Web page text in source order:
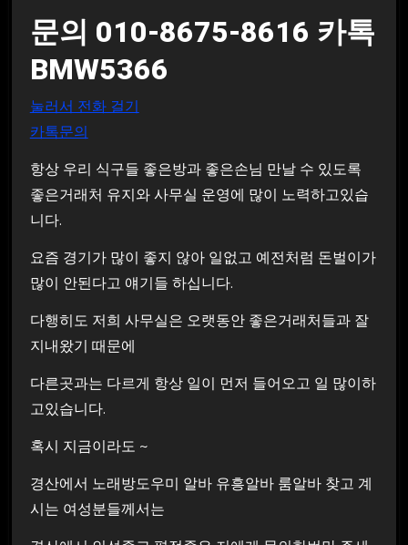
문의 010-8675-8616 카톡
BMW5366
눌러서 전화 걸기
카톡문의
항상 우리 식구들 좋은방과 좋은손님 만날 수 있도록
좋은거래처 유지와 사무실 운영에 많이 노력하고있습
니다.
요즘 경기가 많이 좋지 않아 일없고 예전처럼 돈벌이가
많이 안된다고 얘기들 하십니다.
다행히도 저희 사무실은 오랫동안 좋은거래처들과 잘
지내왔기 때문에
다른곳과는 다르게 항상 일이 먼저 들어오고 일 많이하
고있습니다.
혹시 지금이라도 ~
경산에서 노래방도우미 알바 유흥알바 룸알바 찾고 계
시는 여성분들께서는